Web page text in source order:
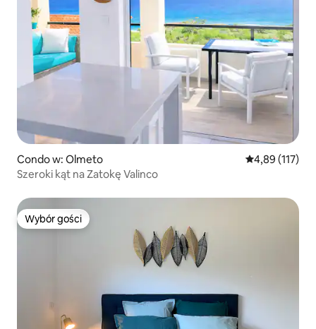
Condo w: Olmeto Średnia
4,89 (117)
Szeroki kąt na Zatokę Valinco
Wybór gości
Wybór gości